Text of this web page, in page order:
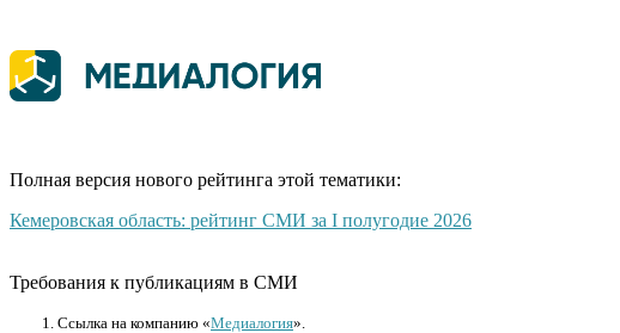
Полная версия нового рейтинга этой тематики:
Кемеровская область: рейтинг СМИ за I полугодие 2026
Требования к публикациям в СМИ
Cсылка на компанию «Медиалогия».